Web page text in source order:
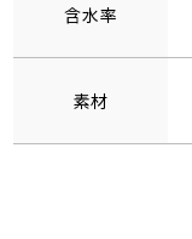
含水率
素材